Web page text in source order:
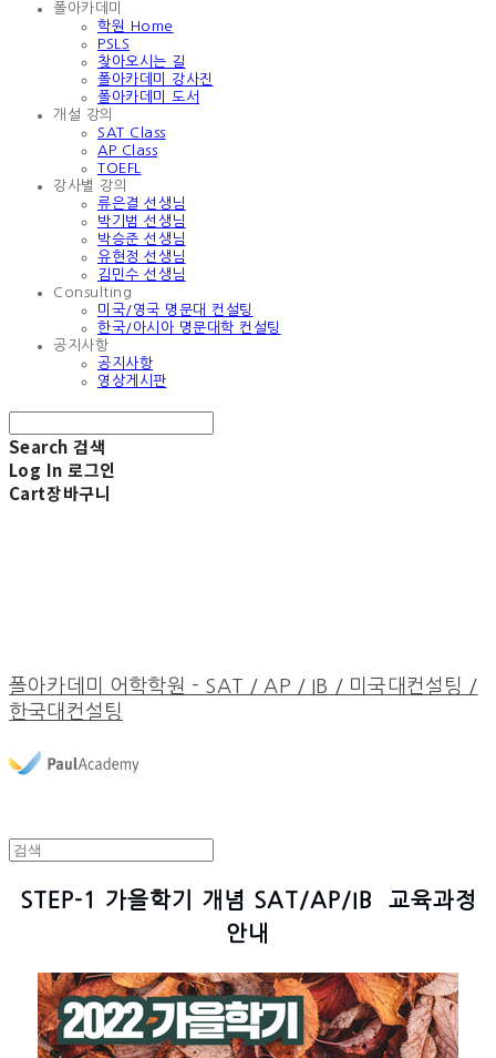
폴아카데미
학원 Home
PSLS
찾아오시는 길
폴아카데미 강사진
폴아카데미 도서
개설 강의
SAT Class
AP Class
TOEFL
강사별 강의
류은결 선생님
박기범 선생님
박승준 선생님
유현정 선생님
김민수 선생님
Consulting
미국/영국 명문대 컨설팅
한국/아시아 명문대학 컨설팅
공지사항
공지사항
영상게시판
Search 검색
Log In 로그인
Cart장바구니
폴아카데미 어학학원 - SAT / AP / IB / 미국대컨설팅 /
한국대컨설팅
STEP-1 가을학기 개념 SAT/AP/IB 교육과정
안내